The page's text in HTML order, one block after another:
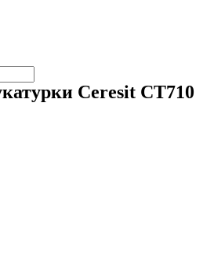
Ceresit CT710